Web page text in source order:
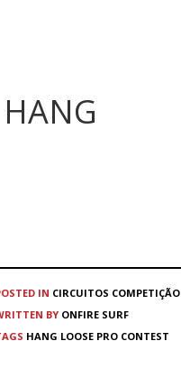
IN CIRCUITOS COMPETIÇÃO
BY ONFIRE SURF
HANG LOOSE PRO CONTEST